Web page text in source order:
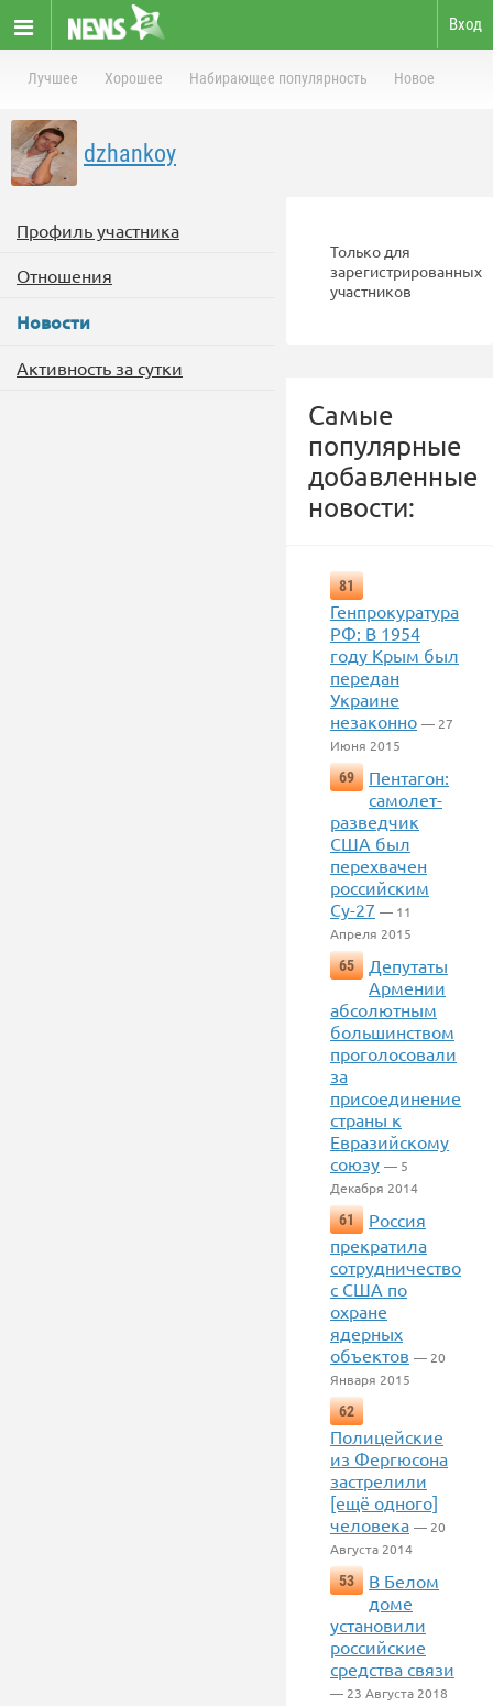
Вход
Лучшее Хорошее Набирающее популярность Новое
dzhankoy
Профиль участника
Отношения
Новости
Активность за сутки
Только для
зарегистрированных
участников
Самые
популярные
добавленные
новости:
81
Генпрокуратура
РФ: В 1954
году Крым был
передан
Украине
незаконно — 27
Июня 2015
69
Пентагон:
самолет-
разведчик
США был
перехвачен
российским
Су-27 — 11
Апреля 2015
65
Депутаты
Армении
абсолютным
большинством
проголосовали
за
присоединение
страны к
Евразийскому
союзу — 5
Декабря 2014
61
Россия
прекратила
сотрудничество
с США по
охране
ядерных
объектов — 20
Января 2015
62
Полицейские
из Фергюсона
застрелили
[ещё одного]
человека — 20
Августа 2014
53
В Белом
доме
установили
российские
средства связи
— 23 Августа 2018